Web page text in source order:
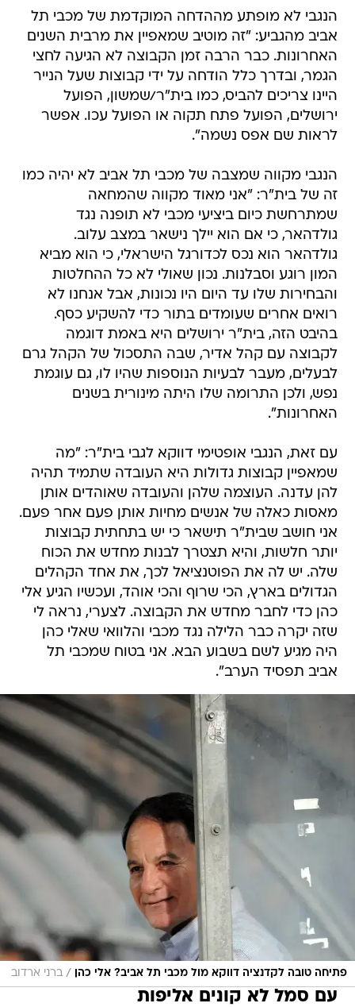
הנגבי לא מופתע מההדחה המוקדמת של מכבי תל
אביב מהגביע: "זה מוטיב שמאפיין את מרבית השנים
האחרונות. כבר הרבה זמן הקבוצה לא הגיעה לחצי
הגמר, ובדרך כלל הודחה על ידי קבוצות שעל הנייר
היינו צריכים להביס, כמו בית"ר/שמשון, הפועל
ירושלים, הפועל פתח תקוה או הפועל עכו. אפשר
לראות שם אפס נשמה".
הנגבי מקווה שמצבה של מכבי תל אביב לא יהיה כמו
זה של בית"ר: "אני מאוד מקווה שהמחאה
שמתרחשת כיום ביציעי מכבי לא תופנה נגד
גולדהאר, כי אם הוא יילך נישאר במצב עלוב.
גולדהאר הוא נכס לכדורגל הישראלי, כי הוא מביא
המון רוגע וסבלנות. נכון שאולי לא כל ההחלטות
והבחירות שלו עד היום היו נכונות, אבל אנחנו לא
רואים אחרים שעומדים בתור כדי להשקיע כסף.
בהיבט הזה, בית"ר ירושלים היא באמת דוגמה
לקבוצה עם קהל אדיר, שבה התסכול של הקהל גרם
לבעלים, מעבר לבעיות הנוספות שהיו לו, גם עוגמת
נפש, ולכן התרומה שלו היתה מינורית בשנים
האחרונות".
עם זאת, הנגבי אופטימי דווקא לגבי בית"ר: "מה
שמאפיין קבוצות גדולות היא העובדה שתמיד תהיה
להן עדנה. העוצמה שלהן והעובדה שאוהדים אותן
מאסות כאלה של אנשים מחיות אותן פעם אחר פעם.
אני חושב שבית"ר תישאר כי יש בתחתית קבוצות
יותר חלשות, והיא תצטרך לבנות מחדש את הכוח
שלה. יש לה את הפוטנציאל לכך, את אחד הקהלים
הגדולים בארץ, הכי שרוף והכי אוהד, ועכשיו הגיע אלי
כהן כדי לחבר מחדש את הקבוצה. לצערי, נראה לי
שזה יקרה כבר הלילה נגד מכבי והלוואי שאלי כהן
היה מגיע לשם בשבוע הבא. אני בטוח שמכבי תל
אביב תפסיד הערב".
פתיחה טובה לקדנציה דווקא מול מכבי תל אביב? אלי כהן / ברני ארדוב
עם סמל לא קונים אליפות